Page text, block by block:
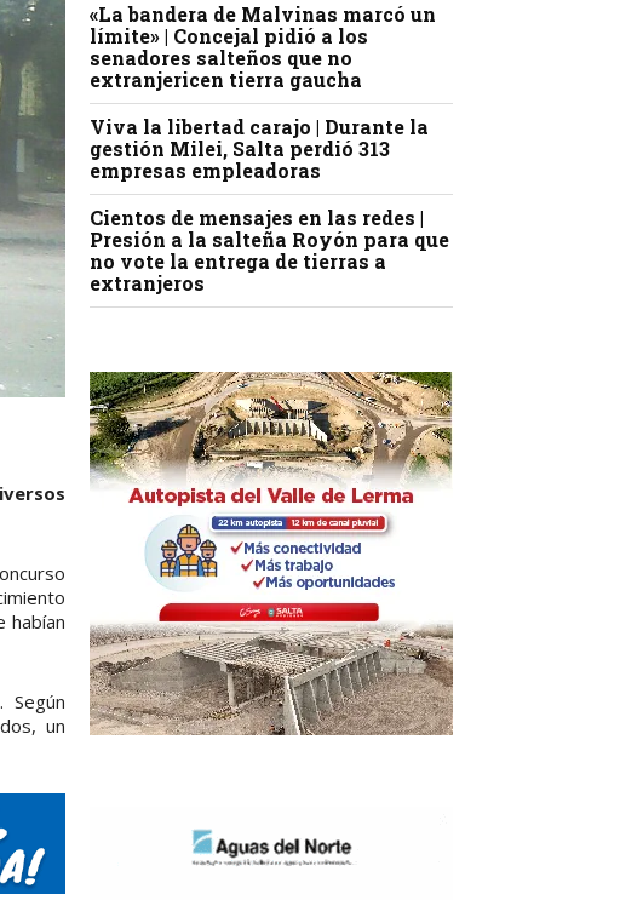
habían
Según
un
«La bandera de Malvinas marcó un
límite» | Concejal pidió a los
senadores salteños que no
extranjericen tierra gaucha
Viva la libertad carajo | Durante la
gestión Milei, Salta perdió 313
empresas empleadoras
Cientos de mensajes en las redes |
Presión a la salteña Royón para que
no vote la entrega de tierras a
extranjeros